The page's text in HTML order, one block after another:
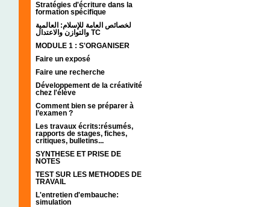
Stratégies d'écriture dans la
formation spécifique
لخصائص العامة للإسلام: العالمية
والتوازن والاعتدال TC
MODULE 1 : S'ORGANISER
Faire un exposé
Faire une recherche
Développement de la créativité
chez l'élève
Comment bien se préparer à
l’examen ?
Les travaux écrits:résumés,
rapports de stages, fiches,
critiques, bulletins...
SYNTHESE ET PRISE DE
NOTES
TEST SUR LES METHODES DE
TRAVAIL
L'entretien d'embauche:
simulation